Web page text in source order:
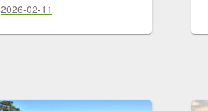
2026-02-11